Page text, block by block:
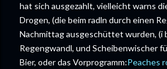
hat sich ausgezahlt, vielleicht warns
Drogen, (die beim radln durch einen
Nachmittag ausgeschüttet wurden, (i
Regengwandl, und Scheibenwischer
Bier, oder das Vorprogramm:Peaches